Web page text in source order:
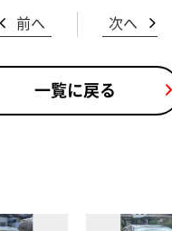
前へ 次へ
一覧に戻る